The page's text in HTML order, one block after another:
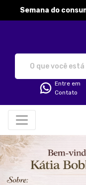
Semana do
Entre em
Contato